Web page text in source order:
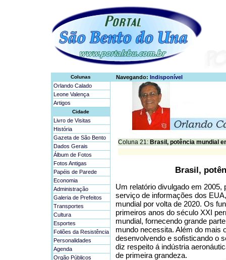
Colunas
Orlando Calado
Leone Valença
Artigos
Cidade
Livro de Visitas
História
Gazeta de São Bento
Dados Gerais
Álbum de Fotos
Fotos Antigas
Papéis de Parede
Economia
Administração
Galeria de Prefeitos
Transportes
Cultura
Esportes
Foliões da Resistência
Personalidades
Agenda
Orgão Públicos
Navegando: Indisponível
Coluna 21: Brasil, potência mundial
Brasil,
Um relatório divulgado em 2005,
serviço de informações dos
mundial por volta de 2020. Os
primeiros anos do século XXI
mundial, fornecendo grande
mundo necessita. Além do mais
desenvolvendo e sofisticando o
diz respeito á indústria
de primeira grandeza.